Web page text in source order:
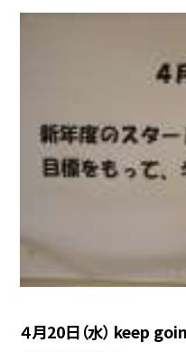
４月20日（水） keep